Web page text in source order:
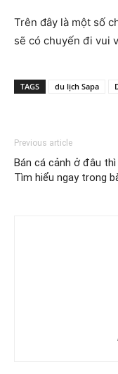
Trên đây là một số
sẽ có chuyến đi vui
TAGS du lịch Sapa
Previous article
Bán cá cảnh ở đâu
Tìm hiểu ngay trong